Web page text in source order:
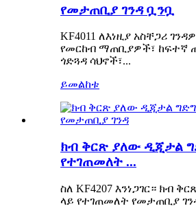
የመታጠቢያ ገንዳ ቧንቧ
KF4011 ለእነዚያ አስቸጋሪ
የመርከብ ማጠቢያዎች፣ ከፍተኛ
ጎድጓዳ ሳህኖች፣...
ይመልከቱ
ክብ ቅርጽ ያለው ዲጂታል
የተገጠመለት ...
ስለ KF4207 እንነጋገር። ክብ
ላይ የተገጠመለት የመታጠቢያ